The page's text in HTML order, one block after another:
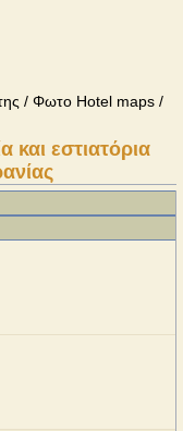
/ Φωτο Hotel maps /
εστιατόρια